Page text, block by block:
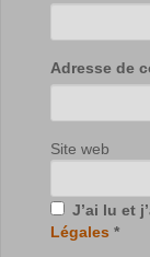
Adresse de
Site web
J’ai lu et
Légales *